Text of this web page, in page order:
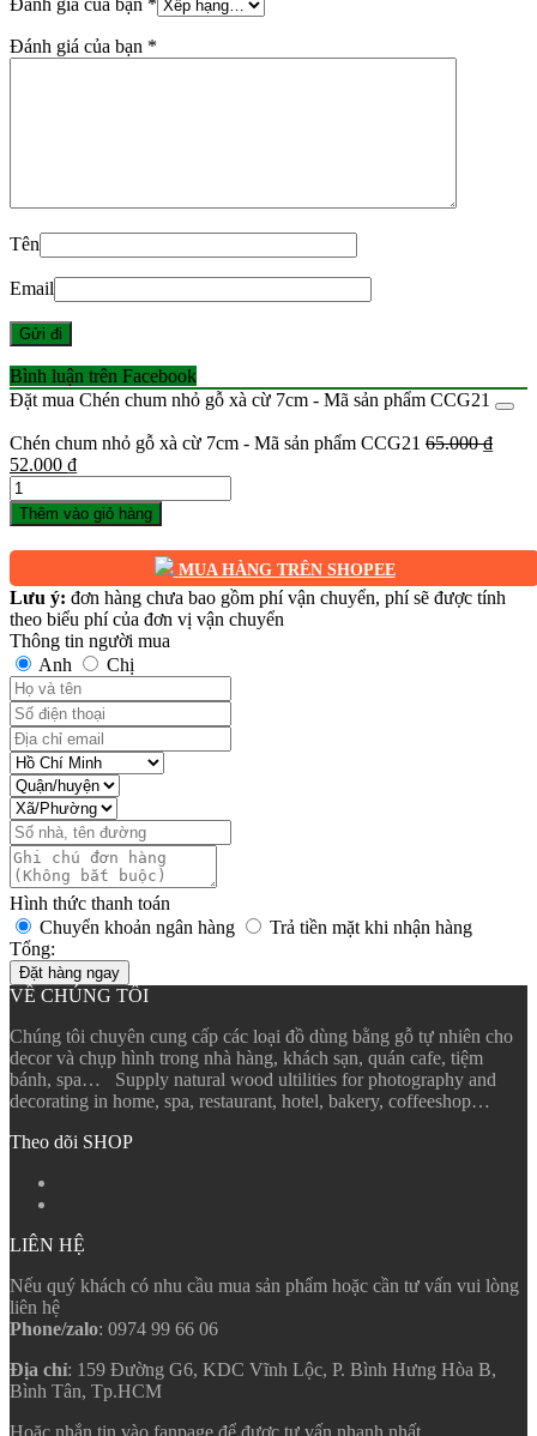
Đánh giá của bạn *
Tên
Email
Bình luận trên Facebook
Đặt mua Chén chum nhỏ gỗ xà cừ 7cm - Mã sản phẩm CCG21
Chén chum nhỏ gỗ xà cừ 7cm - Mã sản phẩm CCG21 65.000₫
Giá
gốc
là:
65.000 ₫.
52.000 ₫Giá
tại
là:
52.000 ₫.
Số
lượng
Thêm vào giỏ hàng
MUA HÀNG TRÊN SHOPEE
Lưu ý: đơn hàng chưa bao gồm phí vận chuyển, phí sẽ được tính
theo biểu phí của đơn vị vận chuyển
Thông tin người mua
Anh
Chị
Hình thức thanh toán
Chuyển khoản ngân hàng
Trả tiền mặt khi nhận hàng
Tổng:
Đặt hàng ngay
VỀ CHÚNG TÔI
Chúng tôi chuyên cung cấp các loại đồ dùng bằng gỗ tự nhiên cho
decor và chụp hình trong nhà hàng, khách sạn, quán cafe, tiệm
bánh, spa… Supply natural wood ultilities for photography and
decorating in home, spa, restaurant, hotel, bakery, coffeeshop…
Theo dõi SHOP
LIÊN HỆ
Nếu quý khách có nhu cầu mua sản phẩm hoặc cần tư vấn vui lòng
liên hệ
Phone/zalo: 0974 99 66 06
Địa chỉ: 159 Đường G6, KDC Vĩnh Lộc, P. Bình Hưng Hòa B,
Bình Tân, Tp.HCM
Hoặc nhắn tin vào fanpage để được tư vấn nhanh nhất.